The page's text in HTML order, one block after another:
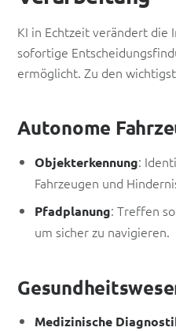
KI in Echtzeit verändert die
sofortige
ermöglicht. Zu den
Autonome
Objekterkennung:
Fahrzeugen und
Pfadplanung: Treffen
um sicher zu navigieren.
Medizinische